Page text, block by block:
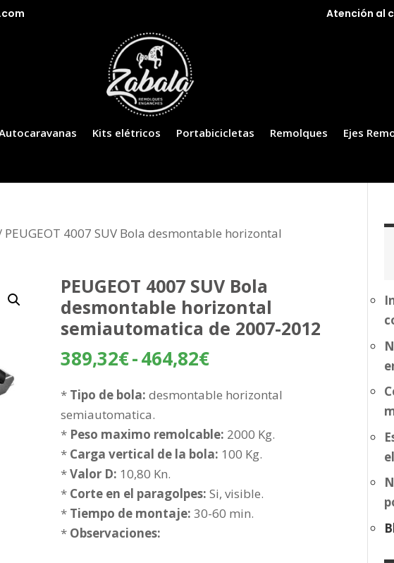
Atención al
Kits elétricos Portabicicletas Remolques
Ejes
PEUGEOT 4007 SUV Bola desmontable horizontal
PEUGEOT 4007 SUV Bola
desmontable horizontal
semiautomatica de 2007-2012
389,32€-464,82€Rango
precios:
389,32€
hasta
* Tipo de bola: desmontable horizontal
semiautomatica.
* Peso maximo remolcable: 2000 Kg.
* Carga vertical de la bola: 100 Kg.
*Valor D: 10,80 Kn.
* Corte en el paragolpes: Si, visible.
* Tiempo de montaje: 30-60 min.
* Observaciones: